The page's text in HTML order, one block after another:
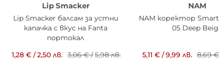
Lip Smacker
Lip Smacker балсам за устни
капачка с вкус на Fanta
портокал
1,28 €/2,50 лв. 3,06 €/5,98 лв.
NAM
NAM коректор
05 Deep
5,11 € /9,99 лв. 8,69 €